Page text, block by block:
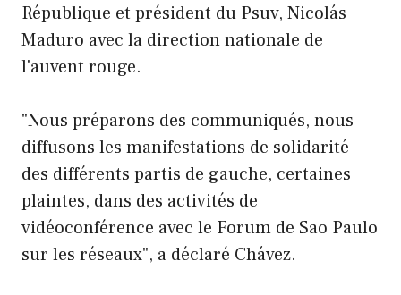
République et président du Psuv, Nicolás
Maduro avec la direction nationale de
l'auvent rouge.
"Nous préparons des communiqués, nous
diffusons les manifestations de solidarité
des différents partis de gauche, certaines
plaintes, dans des activités de
vidéoconférence avec le Forum de Sao Paulo
sur les réseaux", a déclaré Chávez.